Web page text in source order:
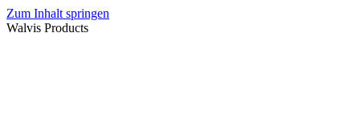
Zum Inhalt springen
Walvis Products